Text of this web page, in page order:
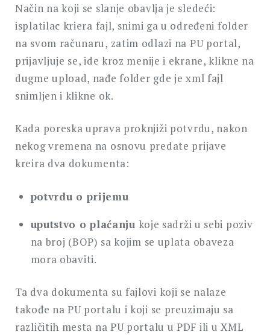
Način na koji se slanje obavlja je sledeći:
isplatilac kriera fajl, snimi ga u određeni folder
na svom računaru, zatim odlazi na PU portal,
prijavljuje se, ide kroz menije i ekrane, klikne na
dugme upload, nađe folder gde je xml fajl
snimljen i klikne ok.
Kada poreska uprava proknjiži potvrdu, nakon
nekog vremena na osnovu predate prijave
kreira dva dokumenta:
potvrdu o prijemu
uputstvo o plaćanju koje sadrži u sebi poziv
na broj (BOP) sa kojim se uplata obaveza
mora obaviti.
Ta dva dokumenta su fajlovi koji se nalaze
takođe na PU portalu i koji se preuzimaju sa
različitih mesta na PU portalu u PDF ili u XML